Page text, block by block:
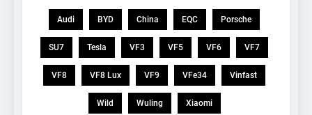
Audi BYD China EQC Porsche
SU7 Tesla VF3 VF5 VF6 VF7
VF8 VF8 Lux VF9 VFe34 Vinfast
Wild Wuling Xiaomi